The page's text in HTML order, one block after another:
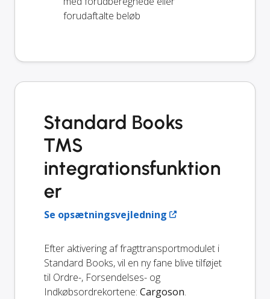
forudaftalte beløb
Standard Books
TMS
integrationsfunktion
er
Se opsætningsvejledning
Efter aktivering af fragttransportmodulet i
Standard Books, vil en ny fane blive tilføjet
til Ordre-, Forsendelses- og
Indkøbsordrekortene: Cargoson.